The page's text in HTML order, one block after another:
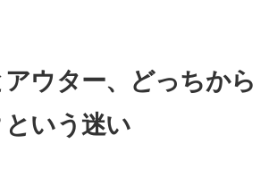
ウター、どっちから
いう迷い